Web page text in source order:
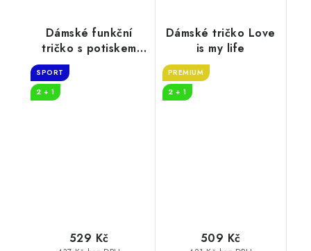
Dámské funkční
tričko s potiskem
Báječný den
SPORT
2 + 1
529 Kč
Dámské tričko Love
is my life
PREMIUM
2 + 1
509 Kč